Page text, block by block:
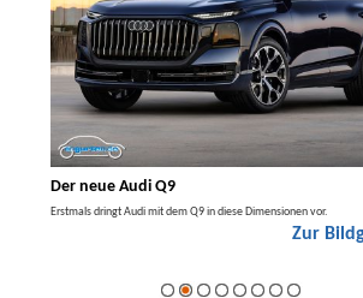
Der neue Audi Q9
Erstmals dringt Audi mit dem Q9 in diese Dimensionen vor.
Zur